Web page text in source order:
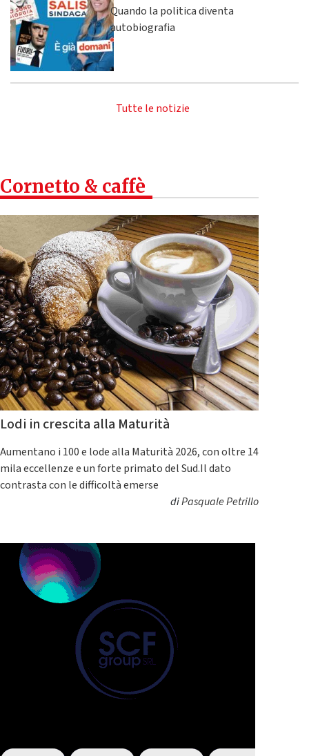
Quando la politica diventa
autobiografia
Tutte le notizie
Cornetto & caffè
Lodi in crescita alla Maturità
Aumentano i 100 e lode alla Maturità 2026, con oltre 14
mila eccellenze e un forte primato del Sud.Il dato
contrasta con le difficoltà emerse
diPasquale Petrillo